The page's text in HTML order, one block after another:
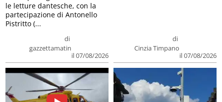
di
gazzettamatin
il 07/08/2026
le letture dantesche, con la
partecipazione di Antonello
Pistritto (...
di
Cinzia Timpano
il 07/08/2026